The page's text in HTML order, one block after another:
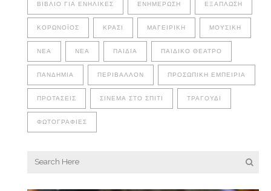
ΒΙΒΛΊΟ ΓΙΑ ΕΝΉΛΙΚΕΣ ΕΝΗΜΈΡΩΣΗ ΕΞΆΠΛΩΣΗ
ΚΟΡΩΝΟΪΌΣ ΚΡΑΣΊ ΜΑΓΕΙΡΙΚΉ ΜΟΥΣΙΚΉ
ΝΈΑ ΝΕΑ ΠΑΙΔΙΆ ΠΑΙΔΙΚΌ ΘΈΑΤΡΟ
ΠΑΝΔΗΜΊΑ ΠΕΡΙΒΆΛΛΟΝ ΠΡΟΣΩΠΙΚΉ ΕΜΠΕΙΡΊΑ
ΠΡΟΤΆΣΕΙΣ ΣΙΝΕΜΆ ΣΤΟ ΣΠΊΤΙ ΤΡΑΓΟΎΔΙ
ΦΩΤΟΓΡΑΦΊΕΣ